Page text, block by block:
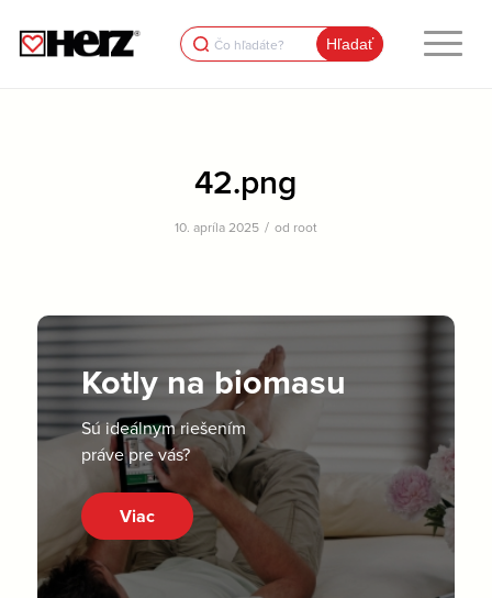
Search
for:
42.png
10. apríla 2025 / od root
Kotly na biomasu
Sú ideálnym riešením
práve pre vás?
Viac